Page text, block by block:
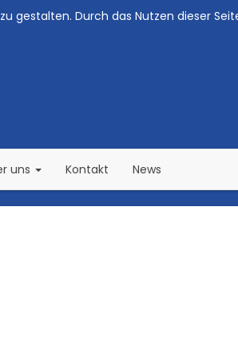
gestalten. Durch das Nutzen dieser
uns (current)Kontakt News